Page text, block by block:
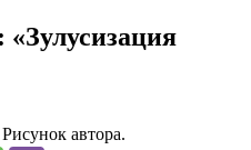
автора.